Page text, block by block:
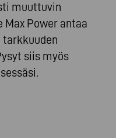
muuttuvin
Max Power antaa
tarkkuuden
siis myös